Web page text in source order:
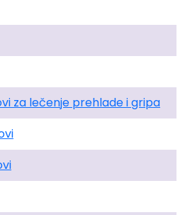
za lečenje prehlade i gripa